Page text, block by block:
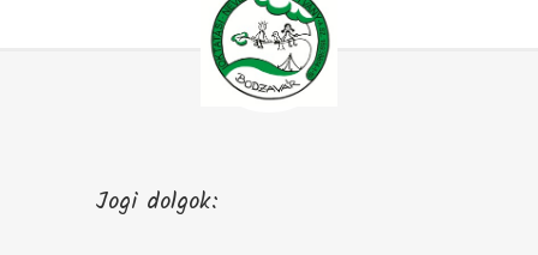
Jogi dolgok: